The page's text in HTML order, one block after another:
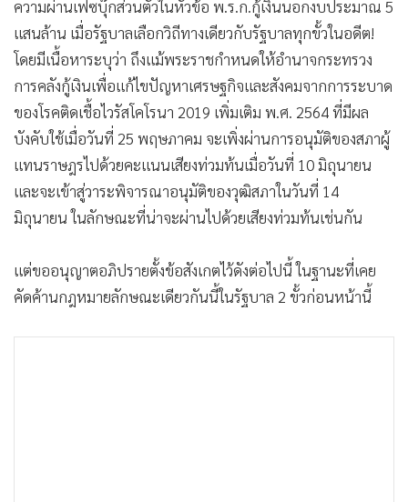
SMEs
• หุ้น
• อินโดจีน
• กองทุนรวม
• Celeb Online
• Factcheck
• ญี่ปุ่น
• News1
ความผ่านเฟซบุ๊กส่วนตัวในหัวข้อ พ.ร.ก.กู้เงินนอกงบประมาณ 5
แสนล้าน เมื่อรัฐบาลเลือกวิถีทางเดียวกับรัฐบาลทุกขั้วในอดีต!
โดยมีเนื้อหาระบุว่า ถึงแม้พระราชกำหนดให้อำนาจกระทรวง
การคลังกู้เงินเพื่อแก้ไขปัญหาเศรษฐกิจและสังคมจากการระบาด
ของโรคติดเชื้อไวรัสโคโรนา 2019 เพิ่มเติม พ.ศ. 2564 ที่มีผล
บังคับใช้เมื่อวันที่ 25 พฤษภาคม จะเพิ่งผ่านการอนุมัติของสภาผู้
แทนราษฎรไปด้วยคะแนนเสียงท่วมท้นเมื่อวันที่ 10 มิถุนายน
และจะเข้าสู่วาระพิจารณาอนุมัติของวุฒิสภาในวันที่ 14
มิถุนายน ในลักษณะที่น่าจะผ่านไปด้วยเสียงท่วมท้นเช่นกัน
แต่ขออนุญาตอภิปรายตั้งข้อสังเกตไว้ดังต่อไปนี้ ในฐานะที่เคย
คัดค้านกฎหมายลักษณะเดียวกันนี้ในรัฐบาล 2 ขั้วก่อนหน้านี้